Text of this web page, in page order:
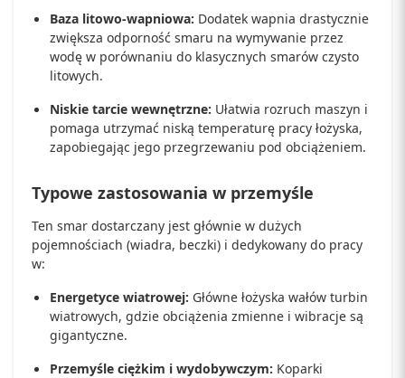
Baza litowo-wapniowa: Dodatek wapnia drastycznie
zwiększa odporność smaru na wymywanie przez
wodę w porównaniu do klasycznych smarów czysto
litowych.
Niskie tarcie wewnętrzne: Ułatwia rozruch maszyn i
pomaga utrzymać niską temperaturę pracy łożyska,
zapobiegając jego przegrzewaniu pod obciążeniem.
Typowe zastosowania w przemyśle
Ten smar dostarczany jest głównie w dużych
pojemnościach (wiadra, beczki) i dedykowany do pracy
w:
Energetyce wiatrowej: Główne łożyska wałów turbin
wiatrowych, gdzie obciążenia zmienne i wibracje są
gigantyczne.
Przemyśle ciężkim i wydobywczym: Koparki